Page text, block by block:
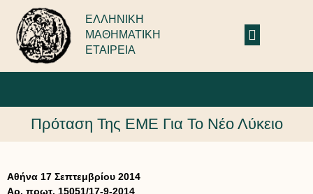
ΕΛΛΗΝΙΚΗ
ΜΑΘΗΜΑΤΙΚΗ
ΕΤΑΙΡΕΙΑ
Πρόταση Της ΕΜΕ Για Το Νέο Λύκειο
Αθήνα 17 Σεπτεμβρίου 2014
Αρ. πρωτ. 15051/17-9-2014